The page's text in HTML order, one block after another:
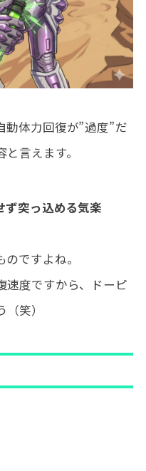
動体力回復が”過度”だ
言えます。
ず突っ込める気楽
ですよね。
速度ですから、ドーピ
笑）